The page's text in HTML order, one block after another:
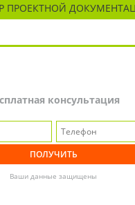
ПРОЕКТНОЙ
консультация
Ваши данные защищены